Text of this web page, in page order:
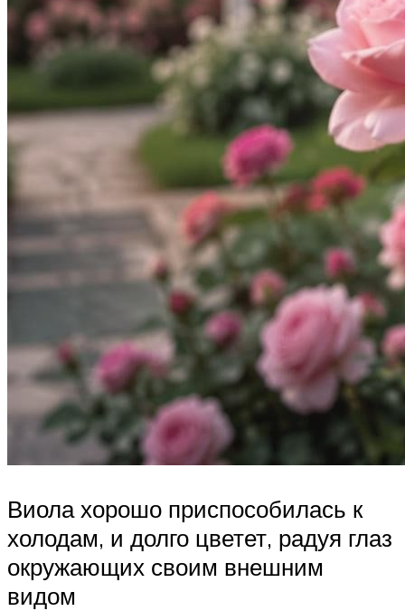
Виола хорошо приспособилась к
холодам, и долго цветет, радуя глаз
окружающих своим внешним
видом